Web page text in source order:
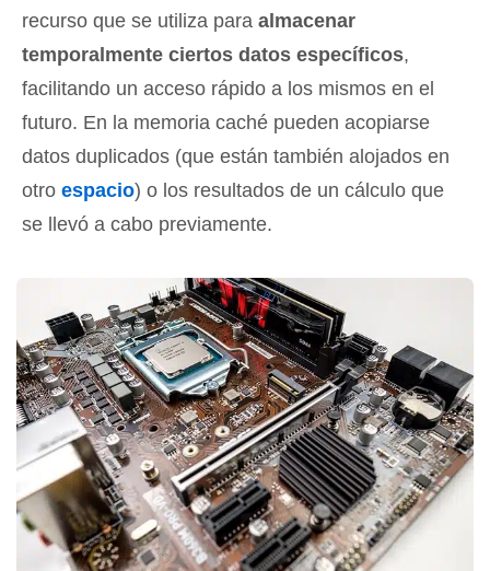
recurso que se utiliza para almacenar
temporalmente ciertos datos específicos,
facilitando un acceso rápido a los mismos en el
futuro. En la memoria caché pueden acopiarse
datos duplicados (que están también alojados en
otro espacio) o los resultados de un cálculo que
se llevó a cabo previamente.